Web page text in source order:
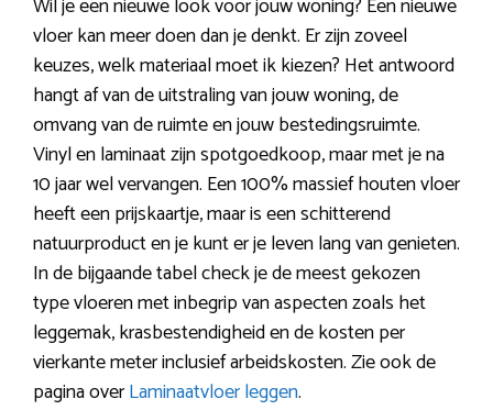
vloer kan meer doen dan je denkt. Er zijn zoveel
keuzes, welk materiaal moet ik kiezen? Het antwoord
hangt af van de uitstraling van jouw woning, de
omvang van de ruimte en jouw bestedingsruimte.
Vinyl en laminaat zijn spotgoedkoop, maar met je na
10 jaar wel vervangen. Een 100% massief houten vloer
heeft een prijskaartje, maar is een schitterend
natuurproduct en je kunt er je leven lang van genieten.
In de bijgaande tabel check je de meest gekozen
type vloeren met inbegrip van aspecten zoals het
leggemak, krasbestendigheid en de kosten per
vierkante meter inclusief arbeidskosten. Zie ook de
pagina overLaminaatvloer leggen.